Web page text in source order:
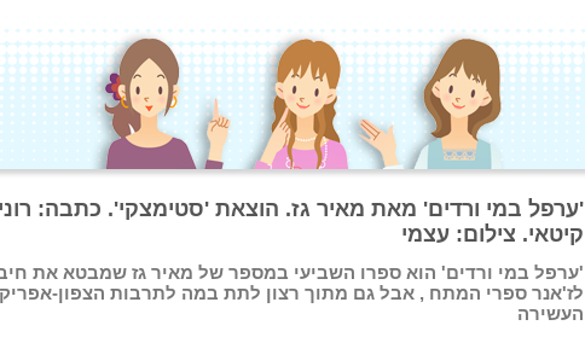
'ערפל במי ורדים' מאת מאיר גז. הוצאת 'סטימצקי'. כתבה:
קיטאי. צילום: עצמי
'ערפל במי ורדים' הוא ספרו השביעי במספר של מאיר גז שמבטא את
לז'אנר ספרי המתח , אבל גם מתוך רצון לתת במה לתרבות הצפון-
העשירה